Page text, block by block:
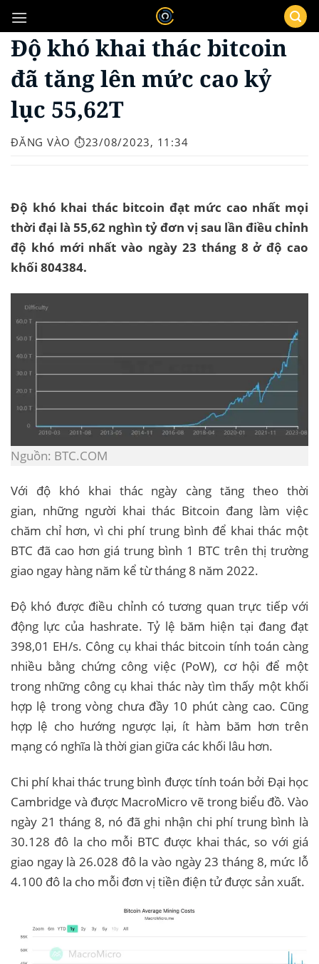
qua
nội
Độ khó khai thác bitcoin
đã tăng lên mức cao kỷ
lục 55,62T
ĐĂNG VÀO ⏱️23/08/2023, 11:34
Độ khó khai thác bitcoin đạt mức cao nhất mọi
thời đại là 55,62 nghìn tỷ đơn vị sau lần điều chỉnh
độ khó mới nhất vào ngày 23 tháng 8 ở độ cao
khối 804384.
Nguồn: BTC.COM
Với độ khó khai thác ngày càng tăng theo thời
gian, những người khai thác Bitcoin đang làm việc
chăm chỉ hơn, vì chi phí trung bình để khai thác một
BTC đã cao hơn giá trung bình 1 BTC trên thị trường
giao ngay hàng năm kể từ tháng 8 năm 2022.
Độ khó được điều chỉnh có tương quan trực tiếp với
động lực của hashrate. Tỷ lệ băm hiện tại đang đạt
398,01 EH/s. Công cụ khai thác bitcoin tính toán càng
nhiều bằng chứng công việc (PoW), cơ hội để một
trong những công cụ khai thác này tìm thấy một khối
hợp lệ trong vòng chưa đầy 10 phút càng cao. Cũng
hợp lệ cho hướng ngược lại, ít hàm băm hơn trên
mạng có nghĩa là thời gian giữa các khối lâu hơn.
Chi phí khai thác trung bình được tính toán bởi Đại học
Cambridge và được MacroMicro vẽ trong biểu đồ. Vào
ngày 21 tháng 8, nó đã ghi nhận chi phí trung bình là
30.128 đô la cho mỗi BTC được khai thác, so với giá
giao ngay là 26.028 đô la vào ngày 23 tháng 8, mức lỗ
4.100 đô la cho mỗi đơn vị tiền điện tử được sản xuất.